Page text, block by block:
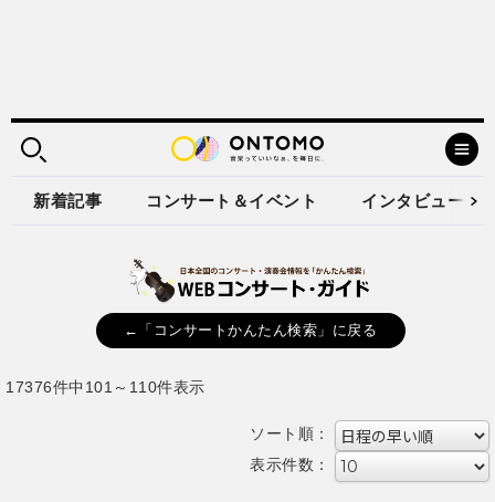
新着記事 コンサート＆イベント インタビュー
←「コンサートかんたん検索」に戻る
17376件中101～110件表示
ソート順：
表示件数：